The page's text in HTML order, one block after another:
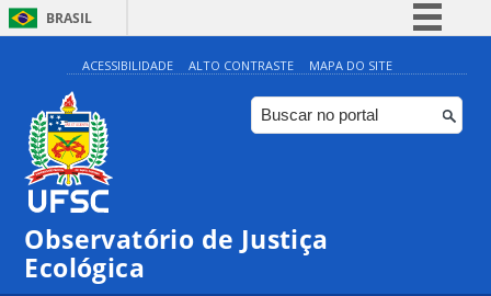
BRASIL
Simplifique!
Comunica BR
Participe
Canais
ACESSIBILIDADE ALTO CONTRASTE MAPA DO SITE
Observatório de Justiça
Ecológica